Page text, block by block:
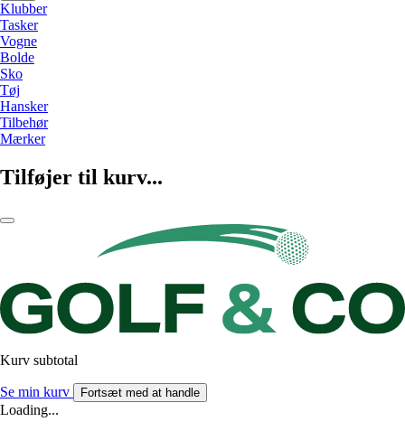
Klubber
Tasker
Vogne
Bolde
Sko
Tøj
Hansker
Tilbehør
Mærker
Tilføjer til kurv...
Kurv subtotal
Se min kurv Fortsæt med at handle
Loading...